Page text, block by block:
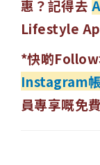
惠？記得去
Lifestyle
*快啲
Instagram
員專享嘅免